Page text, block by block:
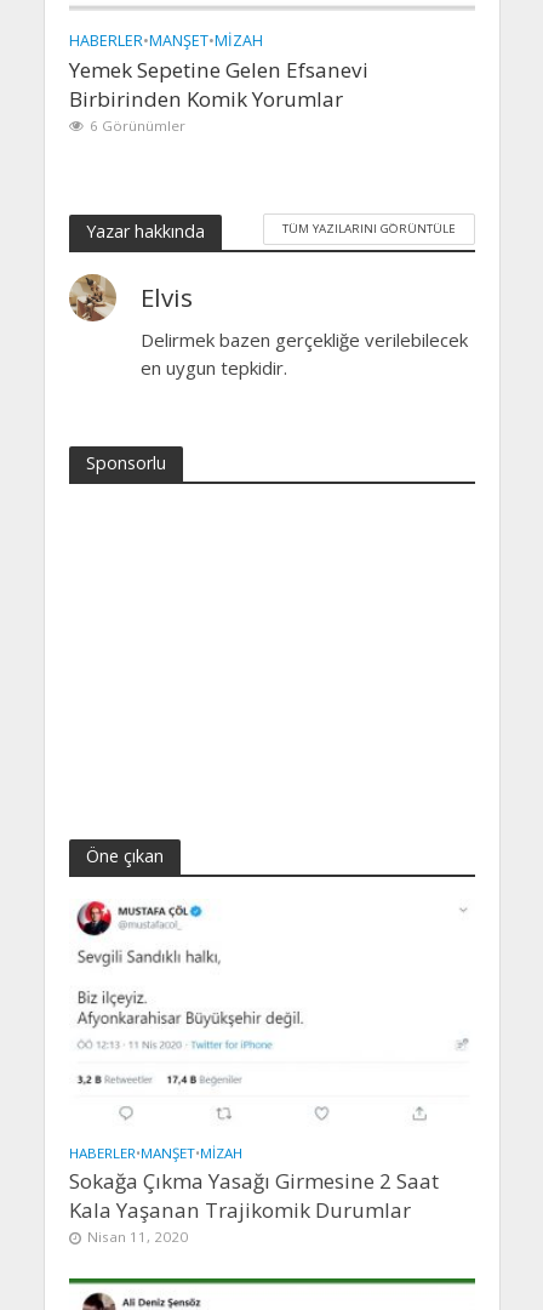
HABERLER•MANŞET•MIZAH
Yemek Sepetine Gelen Efsanevi
Birbirinden Komik Yorumlar
6 Görünümler
Yazar hakkında TÜM YAZILARINI GÖRÜNTÜLE
Elvis
Delirmek bazen gerçekliğe verilebilecek
en uygun tepkidir.
Sponsorlu
Öne çıkan
HABERLER•MANŞET•MIZAH
Sokağa Çıkma Yasağı Girmesine 2 Saat
Kala Yaşanan Trajikomik Durumlar
Nisan 11, 2020